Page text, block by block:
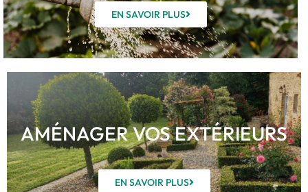
EN SAVOIR PLUS
AMÉNAGER VOS EXTÉRIEURS
EN SAVOIR PLUS